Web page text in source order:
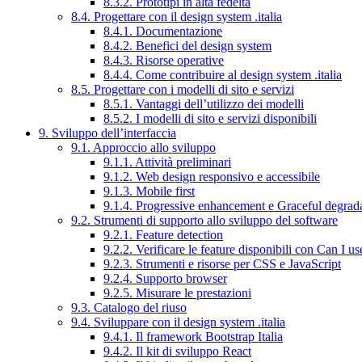
8.4. Progettare con il design system .italia
8.4.1. Documentazione
8.4.2. Benefici del design system
8.4.3. Risorse operative
8.4.4. Come contribuire al design system .italia
8.5. Progettare con i modelli di sito e servizi
8.5.1. Vantaggi dell’utilizzo dei modelli
8.5.2. I modelli di sito e servizi disponibili
9. Sviluppo dell’interfaccia
9.1. Approccio allo sviluppo
9.1.1. Attività preliminari
9.1.2. Web design responsivo e accessibile
9.1.3. Mobile first
9.1.4. Progressive enhancement e Graceful
9.2. Strumenti di supporto allo sviluppo del software
9.2.1. Feature detection
9.2.2. Verificare le feature disponibili con Can I
9.2.3. Strumenti e risorse per CSS e JavaScript
9.2.4. Supporto browser
9.2.5. Misurare le prestazioni
9.3. Catalogo del riuso
9.4. Sviluppare con il design system .italia
9.4.1. Il framework Bootstrap Italia
9.4.2. Il kit di sviluppo React